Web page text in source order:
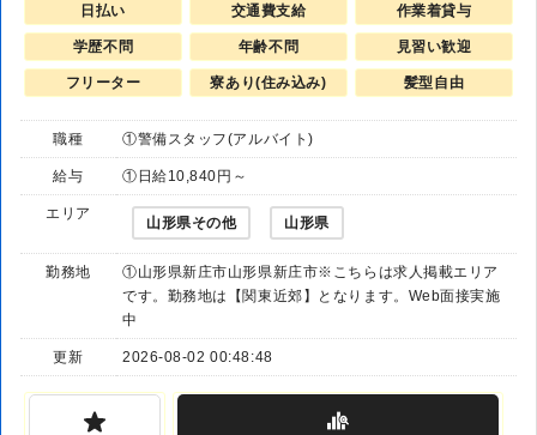
日払い 交通費支給 作業着貸与
学歴不問 年齢不問 見習い歓迎
フリーター 寮あり(住み込み) 髪型自由
職種 ①警備スタッフ(アルバイト)
給与 ①日給10,840円～
エリア
山形県その他 山形県
勤務地
①山形県新庄市山形県新庄市※こちらは求人掲載エリア
です。勤務地は【関東近郊】となります。Web面接実施
中
更新 2026-08-02 00:48:48